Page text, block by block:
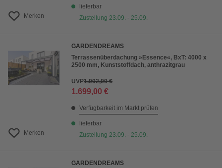
Merken
lieferbar
Zustellung 23.09. - 25.09.
Merken
GARDENDREAMS
Terrassenüberdachung »Essence«, BxT: 4000 x
2500 mm, Kunststoffdach, anthrazitgrau
UVP1.902,00 €
1.699,00 €
Verfügbarkeit im Markt prüfen
lieferbar
Zustellung 23.09. - 25.09.
GARDENDREAMS